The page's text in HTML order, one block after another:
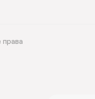
права